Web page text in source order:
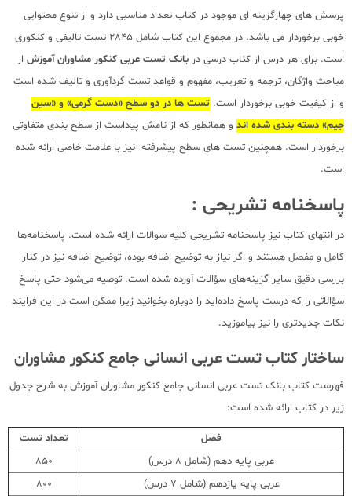
پرسش های چهارگزینه ای موجود در کتاب تعداد مناسبی دارد و از تنوع محتوایی
خوبی برخوردار می باشد. در مجموع این کتاب شامل 2845 تست تالیفی و کنکوری
است. برای هر درس از کتاب درسی در بانک تست عربی کنکور مشاوران آموزش از
مباحث واژگان، ترجمه و تعریب، مفهوم و قواعد تست گردآوری و تالیف شده است
و از کیفیت خوبی برخوردار است. تست ها در دو سطح «دست گرمی» و «سین
جیم» دسته بندی شده اند و همانطور که از نامش پیداست از سطح بندی متفاوتی
برخوردار است. همچنین تست های سطح پیشرفته نیز با علامت خاصی ارائه شده
است.
پاسخنامه تشریحی :
در انتهای کتاب نیز پاسخنامه تشریحی کلیه سوالات ارائه شده است. پاسخنامه‌ها
کامل و مفصل هستند و اگر نیاز به توضیح اضافه بوده، توضیح اضافه نیز در کنار
بررسی دقیق سایر گزینه‌های سؤالات آورده شده است. توصیه می‌شود حتی پاسخ
سؤالاتی را که درست پاسخ داده‌اید را دوباره بخوانید زیرا ممکن است در این فرایند
نکات جدیدتری را نیز بیاموزید.
ساختار کتاب تست عربی انسانی جامع کنکور مشاوران
فهرست کتاب بانک تست عربی انسانی جامع کنکور مشاوران آموزش به شرح جدول
زیر در کتاب ارائه شده است:
فصل
تعداد تست
عربی پایه دهم (شامل 8 درس)
850
عربی پایه یازدهم (شامل 7 درس)
800